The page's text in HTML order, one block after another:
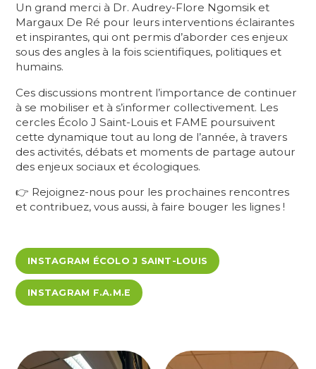
Un grand merci à Dr. Audrey-Flore Ngomsik et
Margaux De Ré pour leurs interventions éclairantes
et inspirantes, qui ont permis d’aborder ces enjeux
sous des angles à la fois scientifiques, politiques et
humains.
Ces discussions montrent l’importance de continuer
à se mobiliser et à s’informer collectivement. Les
cercles Écolo J Saint-Louis et FAME poursuivent
cette dynamique tout au long de l’année, à travers
des activités, débats et moments de partage autour
des enjeux sociaux et écologiques.
👉 Rejoignez-nous pour les prochaines rencontres
et contribuez, vous aussi, à faire bouger les lignes !
INSTAGRAM ÉCOLO J SAINT-LOUIS
INSTAGRAM F.A.M.E